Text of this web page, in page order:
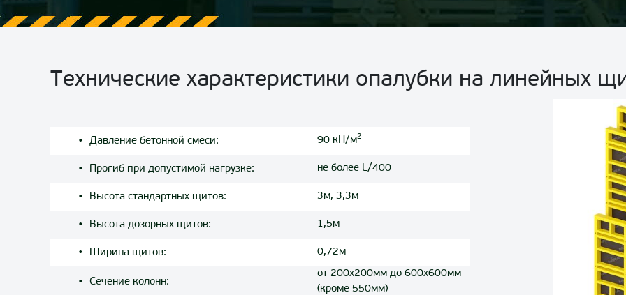
Технические характеристики опалубки на линейных
Давление бетонной смеси: 90 кН/м2
Прогиб при допустимой нагрузке: не более L/400
Высота стандартных щитов: 3м, 3,3м
Высота дозорных щитов: 1,5м
Ширина щитов: 0,72м
Сечение колонн:
от 200x200мм до 600x600мм
(кроме 550мм)